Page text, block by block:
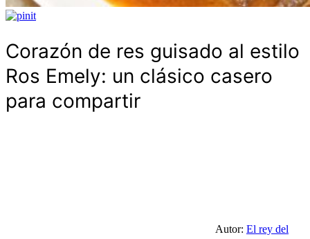
Corazón de res guisado al estilo
Ros Emely: un clásico casero
para compartir
Autor: El rey del